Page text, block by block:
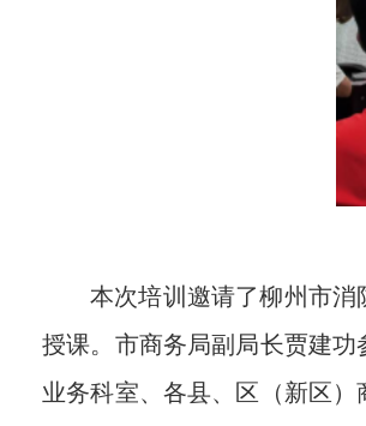
本次培训邀请了柳州市消
授课。市商务局副局长贾建功
业务科室、各县、区（新区